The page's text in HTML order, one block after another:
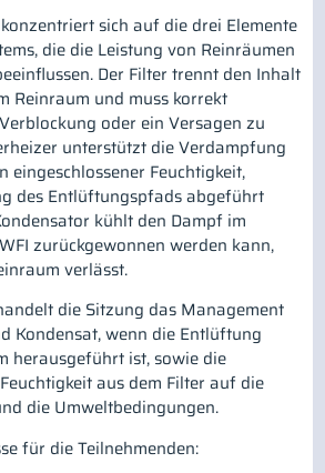
sich auf die drei Elemente
die die Leistung von Reinräumen
Der Filter trennt den Inhalt
Reinraum und muss korrekt
oder ein Versagen zu
unterstützt die Verdampfung
eingeschlossener Feuchtigkeit,
des Entlüftungspfads abgeführt
kühlt den Dampf im
zurückgewonnen werden kann,
verlässt.
die Sitzung das Management
Kondensat, wenn die Entlüftung
herausgeführt ist, sowie die
aus dem Filter auf die
die Umweltbedingungen.
für die Teilnehmenden: